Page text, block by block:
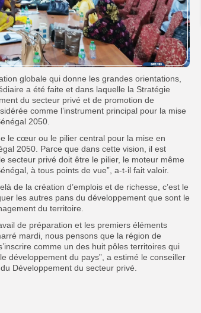
globale qui donne les grandes orientations,
a été faite et dans laquelle la Stratégie
du secteur privé et de promotion de
comme l’instrument principal pour la mise
2050.
le cœur ou le pilier central pour la mise en
2050. Parce que dans cette vision, il est
secteur privé doit être le pilier, le moteur même
à tous points de vue”, a-t-il fait valoir.
de la création d’emplois et de richesse, c’est le
les autres pans du développement que sont le
du territoire.
de préparation et les premiers éléments
mardi, nous pensons que la région de
comme un des huit pôles territoires qui
développement du pays”, a estimé le conseiller
Développement du secteur privé.